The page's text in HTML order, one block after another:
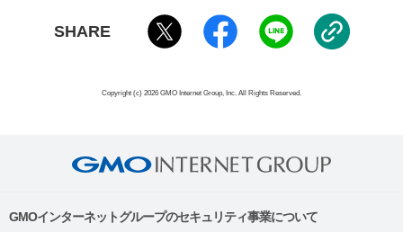
SHARE
Copyright (c) 2026 GMO Internet Group, Inc. All Rights Reserved.
GMOインターネットグループのセキュリティ事業について